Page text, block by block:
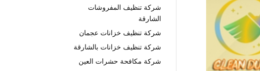
شركة تنظيف المفروشات
الشارقة
شركة تنظيف خزانات عجمان
شركة تنظيف خزانات بالشارقة
شركة مكافحة حشرات العين